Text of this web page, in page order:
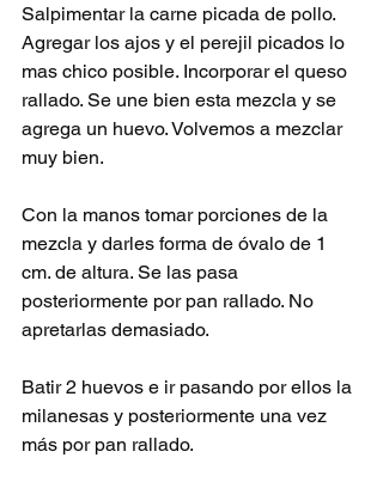
Salpimentar la carne picada de pollo.
Agregar los ajos y el perejil picados lo
mas chico posible. Incorporar el queso
rallado. Se une bien esta mezcla y se
agrega un huevo. Volvemos a mezclar
muy bien.
Con la manos tomar porciones de la
mezcla y darles forma de óvalo de 1
cm. de altura. Se las pasa
posteriormente por pan rallado. No
apretarlas demasiado.
Batir 2 huevos e ir pasando por ellos la
milanesas y posteriormente una vez
más por pan rallado.